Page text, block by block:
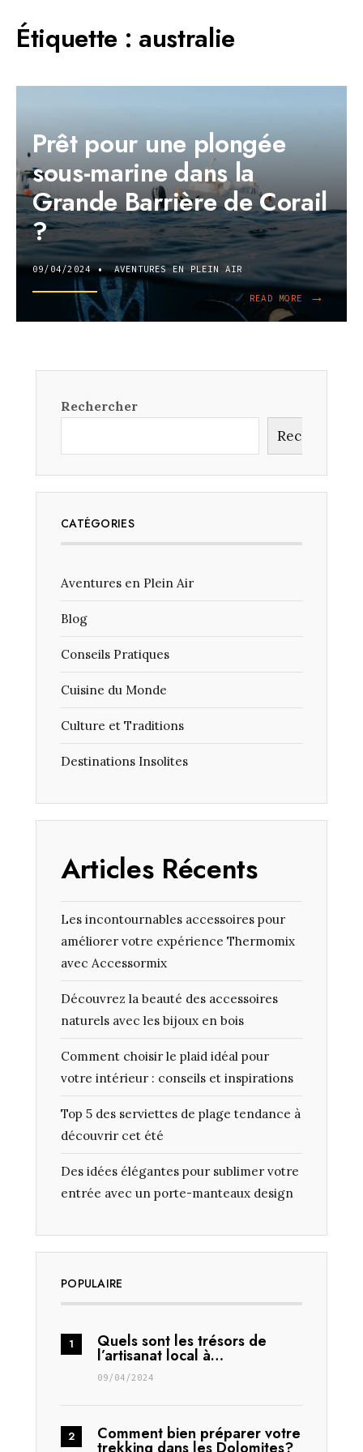
Étiquette : australie
Prêt pour une plongée
sous-marine dans la
Grande Barrière de Corail
?
09/04/2024 • AVENTURES EN PLEIN AIR
READ MORE →
READ
PLONGÉE
LA
BARRIÈRE
DE
Rechercher
Rechercher
CATÉGORIES
Aventures en Plein Air
Blog
Conseils Pratiques
Cuisine du Monde
Culture et Traditions
Destinations Insolites
Articles Récents
Les incontournables accessoires pour
améliorer votre expérience Thermomix
avec Accessormix
Découvrez la beauté des accessoires
naturels avec les bijoux en bois
Comment choisir le plaid idéal pour
votre intérieur : conseils et inspirations
Top 5 des serviettes de plage tendance à
découvrir cet été
Des idées élégantes pour sublimer votre
entrée avec un porte-manteaux design
POPULAIRE
Quels sont les trésors de
l’artisanat local à…
09/04/2024
Comment bien préparer votre